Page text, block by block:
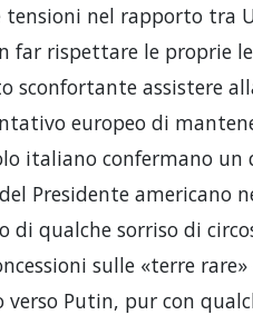
tensioni nel rapporto tra
far rispettare le proprie
sconfortante assistere
europeo di
italiano confermano un
Presidente americano
di qualche sorriso di
sulle «terre
Putin, pur con